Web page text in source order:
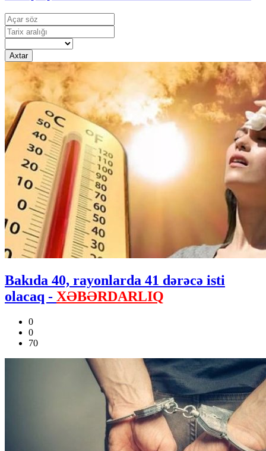
Axtar
Bakıda 40, rayonlarda 41 dərəcə isti
olacaq - XƏBƏRDARLIQ
0
0
70